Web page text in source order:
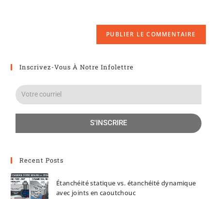
Inscrivez-Vous À Notre Infolettre
S'INSCRIRE
Recent Posts
Étanchéité statique vs. étanchéité dynamique
avec joints en caoutchouc